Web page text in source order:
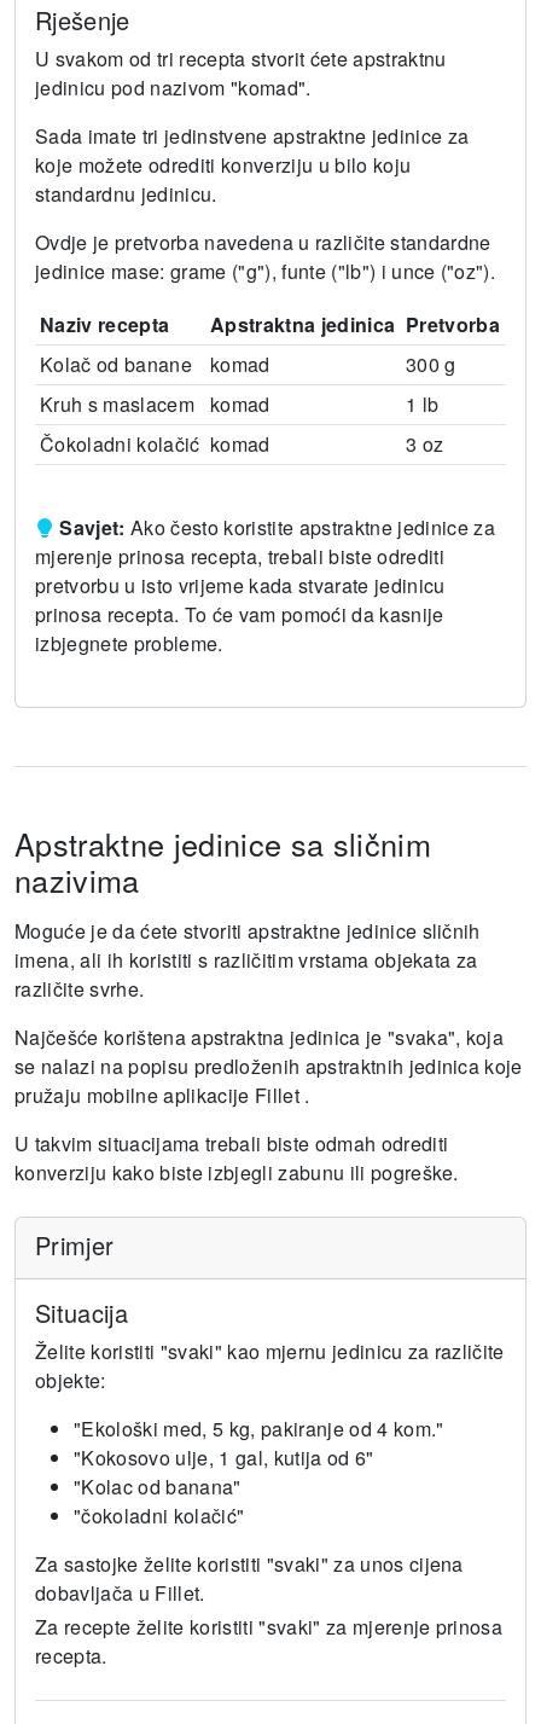
Rješenje
U svakom od tri recepta stvorit ćete apstraktnu
jedinicu pod nazivom "komad".
Sada imate tri jedinstvene apstraktne jedinice za
koje možete odrediti konverziju u bilo koju
standardnu ​​jedinicu.
Ovdje je pretvorba navedena u različite standardne
jedinice mase: grame ("g"), funte ("lb") i unce ("oz").
Naziv recepta
Apstraktna jedinica Pretvorba
Kolač od banane
komad
300 g
Kruh s maslacem
komad
1 lb
Čokoladni kolačić komad 3 oz
Savjet: Ako često koristite apstraktne jedinice za
mjerenje prinosa recepta, trebali biste odrediti
pretvorbu u isto vrijeme kada stvarate jedinicu
prinosa recepta. To će vam pomoći da kasnije
izbjegnete probleme.
Apstraktne jedinice sa sličnim
nazivima
Moguće je da ćete stvoriti apstraktne jedinice sličnih
imena, ali ih koristiti s različitim vrstama objekata za
različite svrhe.
Najčešće korištena apstraktna jedinica je "svaka", koja
se nalazi na popisu predloženih apstraktnih jedinica koje
pružaju mobilne aplikacije Fillet .
U takvim situacijama trebali biste odmah odrediti
konverziju kako biste izbjegli zabunu ili pogreške.
Primjer
Situacija
Želite koristiti "svaki" kao mjernu jedinicu za različite
objekte:
"Ekološki med, 5 kg, pakiranje od 4 kom."
"Kokosovo ulje, 1 gal, kutija od 6"
"Kolac od banana"
"čokoladni kolačić"
Za sastojke želite koristiti "svaki" za unos cijena
dobavljača u Fillet.
Za recepte želite koristiti "svaki" za mjerenje prinosa
recepta.